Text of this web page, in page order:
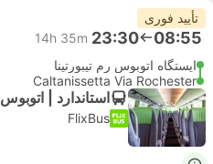
تأیید فوری
08:55
23:30
14h 35m
ایستگاه اتوبوس رم تیبورتینا
Caltanissetta Via Rochester
استاندارد | اتوبوس
FlixBus